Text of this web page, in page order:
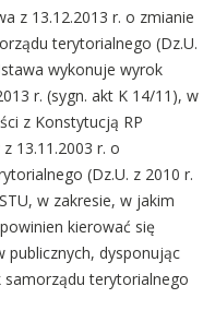
z 13.12.2013 r. o zmianie
terytorialnego (Dz.U.
wykonuje wyrok
r. (sygn. akt K 14/11), w
z Konstytucją RP
13.11.2003 r. o
(Dz.U. z 2010 r.
w zakresie, w jakim
kierować się
publicznych, dysponując
terytorialnego